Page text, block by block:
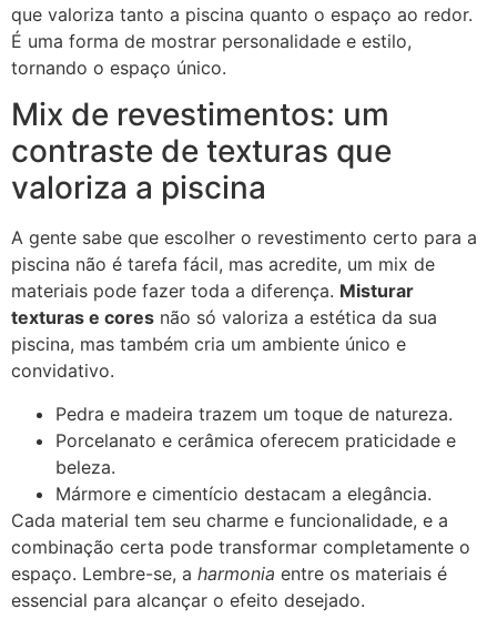
que valoriza tanto a piscina quanto o espaço ao redor.
É uma forma de mostrar personalidade e estilo,
tornando o espaço único.
Mix de revestimentos: um
contraste de texturas que
valoriza a piscina
A gente sabe que escolher o revestimento certo para a
piscina não é tarefa fácil, mas acredite, um mix de
materiais pode fazer toda a diferença. Misturar
texturas e cores não só valoriza a estética da sua
piscina, mas também cria um ambiente único e
convidativo.
Pedra e madeira trazem um toque de natureza.
Porcelanato e cerâmica oferecem praticidade e
beleza.
Mármore e cimentício destacam a elegância.
Cada material tem seu charme e funcionalidade, e a
combinação certa pode transformar completamente o
espaço. Lembre-se, a harmonia entre os materiais é
essencial para alcançar o efeito desejado.